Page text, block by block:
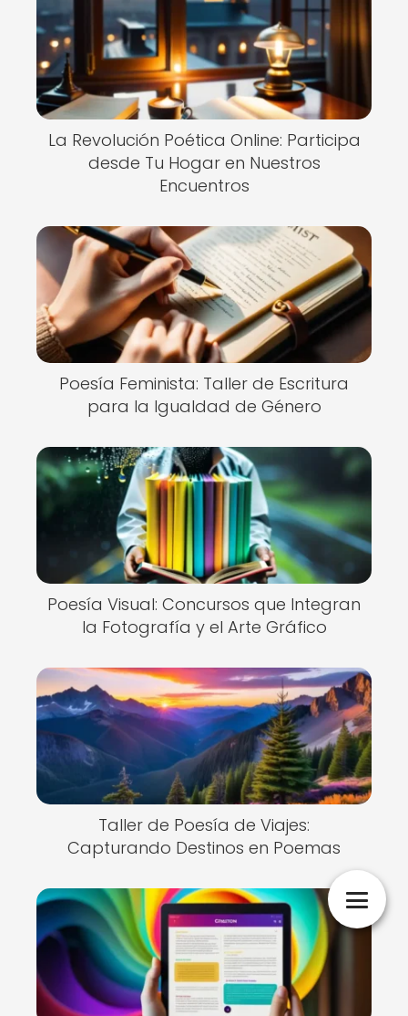
La Revolución Poética Online: Participa
desde Tu Hogar en Nuestros
Encuentros
Poesía Feminista: Taller de Escritura
para la Igualdad de Género
Poesía Visual: Concursos que Integran
la Fotografía y el Arte Gráfico
Taller de Poesía de Viajes:
Capturando Destinos en Poemas